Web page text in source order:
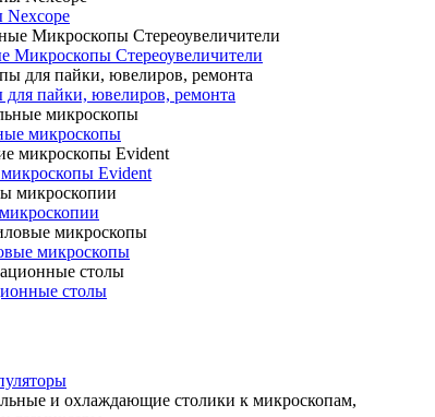
Микроскопы Стереоувеличители
пайки, ювелиров, ремонта
микроскопы
Evident
микроскопы
столы